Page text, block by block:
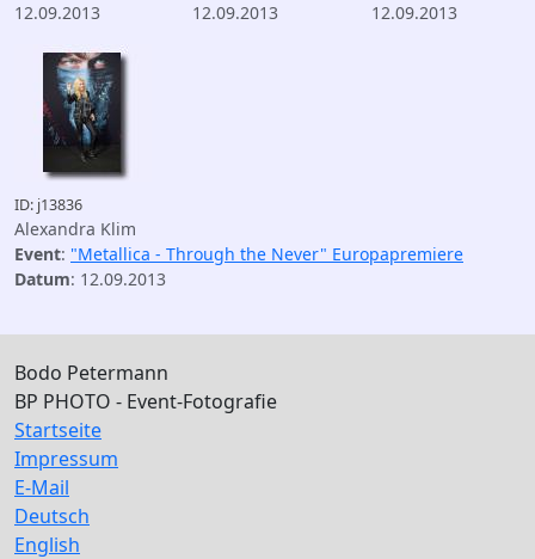
12.09.2013
12.09.2013
12.09.2013
ID: j13836
Alexandra Klim
Event: "Metallica - Through the Never" Europapremiere
Datum: 12.09.2013
Bodo Petermann
BP PHOTO - Event-Fotografie
Startseite
Impressum
E-Mail
Deutsch
English